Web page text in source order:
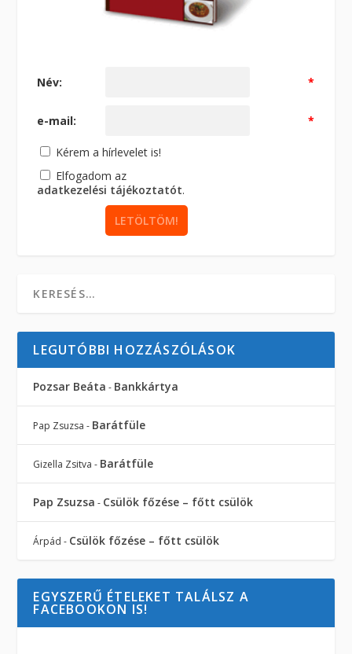
Név: *
e-mail: *
Kérem a hírlevelet is!
Elfogadom az
adatkezelési tájékoztatót.
LEGUTÓBBI HOZZÁSZÓLÁSOK
Pozsar Beáta - Bankkártya
Pap Zsuzsa - Barátfüle
Gizella Zsitva - Barátfüle
Pap Zsuzsa - Csülök főzése – főtt csülök
Árpád - Csülök főzése – főtt csülök
EGYSZERŰ ÉTELEKET TALÁLSZ A
FACEBOOKON IS!